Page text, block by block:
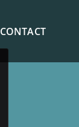
CONTACT